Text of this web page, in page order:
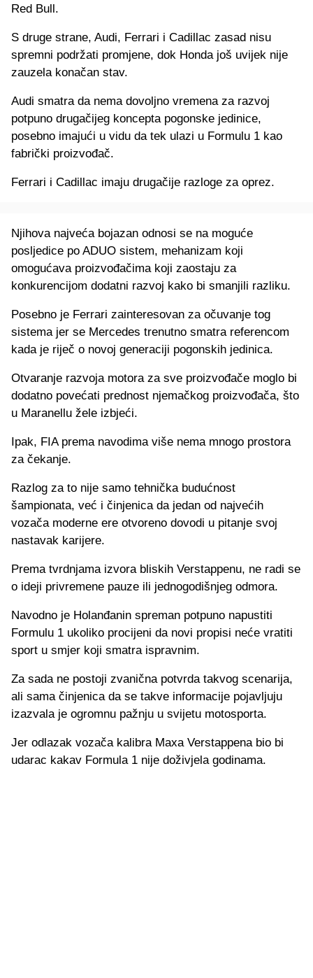
Red Bull.
S druge strane, Audi, Ferrari i Cadillac zasad nisu
spremni podržati promjene, dok Honda još uvijek nije
zauzela konačan stav.
Audi smatra da nema dovoljno vremena za razvoj
potpuno drugačijeg koncepta pogonske jedinice,
posebno imajući u vidu da tek ulazi u Formulu 1 kao
fabrički proizvođač.
Ferrari i Cadillac imaju drugačije razloge za oprez.
Njihova najveća bojazan odnosi se na moguće
posljedice po ADUO sistem, mehanizam koji
omogućava proizvođačima koji zaostaju za
konkurencijom dodatni razvoj kako bi smanjili razliku.
Posebno je Ferrari zainteresovan za očuvanje tog
sistema jer se Mercedes trenutno smatra referencom
kada je riječ o novoj generaciji pogonskih jedinica.
Otvaranje razvoja motora za sve proizvođače moglo bi
dodatno povećati prednost njemačkog proizvođača, što
u Maranellu žele izbjeći.
Ipak, FIA prema navodima više nema mnogo prostora
za čekanje.
Razlog za to nije samo tehnička budućnost
šampionata, već i činjenica da jedan od najvećih
vozača moderne ere otvoreno dovodi u pitanje svoj
nastavak karijere.
Prema tvrdnjama izvora bliskih Verstappenu, ne radi se
o ideji privremene pauze ili jednogodišnjeg odmora.
Navodno je Holanđanin spreman potpuno napustiti
Formulu 1 ukoliko procijeni da novi propisi neće vratiti
sport u smjer koji smatra ispravnim.
Za sada ne postoji zvanična potvrda takvog scenarija,
ali sama činjenica da se takve informacije pojavljuju
izazvala je ogromnu pažnju u svijetu motosporta.
Jer odlazak vozača kalibra Maxa Verstappena bio bi
udarac kakav Formula 1 nije doživjela godinama.